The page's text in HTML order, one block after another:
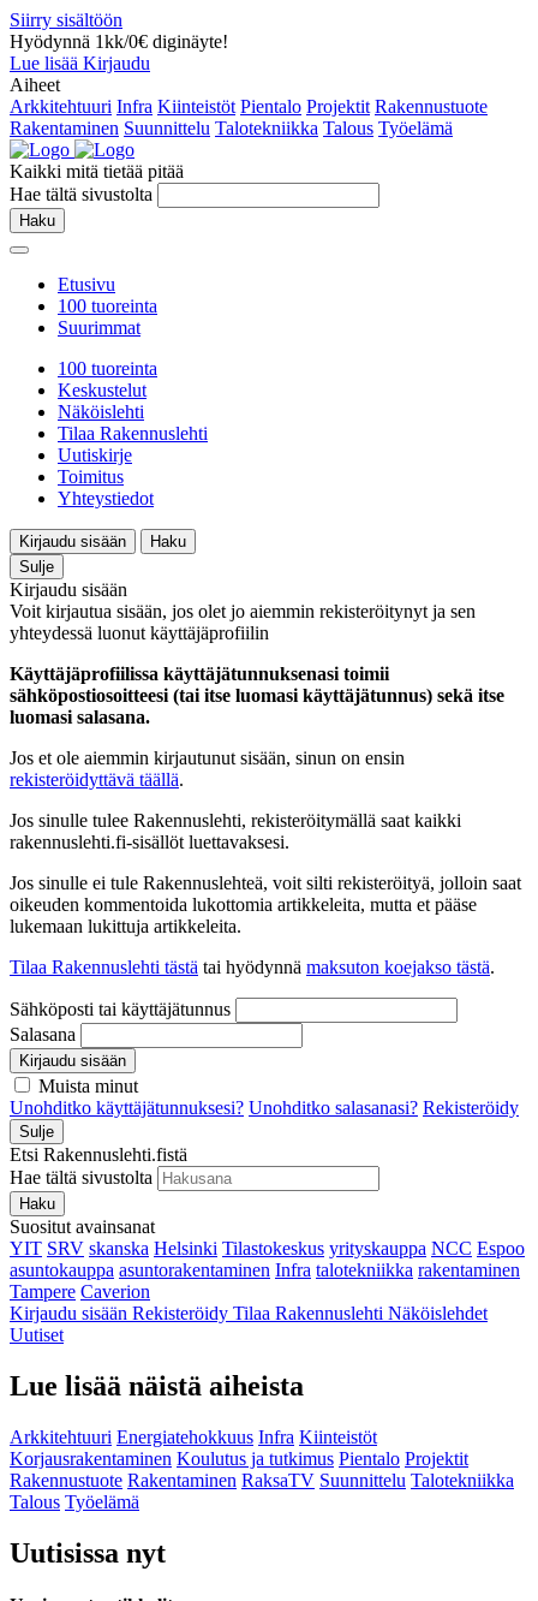
Siirry sisältöön
Hyödynnä 1kk/0€ diginäyte!
Lue lisää Kirjaudu
Aiheet
Arkkitehtuuri Infra Kiinteistöt Pientalo Projektit Rakennustuote
Rakentaminen Suunnittelu Talotekniikka Talous Työelämä
Kaikki mitä tietää pitää
Hae tältä sivustolta
Haku
Etusivu
100 tuoreinta
Suurimmat
100 tuoreinta
Keskustelut
Näköislehti
Tilaa Rakennuslehti
Uutiskirje
Toimitus
Yhteystiedot
Kirjaudu sisään
Haku
Sulje
Kirjaudu sisään
Voit kirjautua sisään, jos olet jo aiemmin rekisteröitynyt ja sen
yhteydessä luonut käyttäjäprofiilin
Käyttäjäprofiilissa käyttäjätunnuksenasi toimii
sähköpostiosoitteesi (tai itse luomasi käyttäjätunnus) sekä itse
luomasi salasana.
Jos et ole aiemmin kirjautunut sisään, sinun on ensin
rekisteröidyttävä täällä.
Jos sinulle tulee Rakennuslehti, rekisteröitymällä saat kaikki
rakennuslehti.fi-sisällöt luettavaksesi.
Jos sinulle ei tule Rakennuslehteä, voit silti rekisteröityä, jolloin saat
oikeuden kommentoida lukottomia artikkeleita, mutta et pääse
lukemaan lukittuja artikkeleita.
Tilaa Rakennuslehti tästä tai hyödynnä maksuton koejakso tästä.
Sähköposti tai käyttäjätunnus
Salasana
Kirjaudu sisään
Muista minut
Unohditko käyttäjätunnuksesi? Unohditko salasanasi? Rekisteröidy
Sulje
Etsi Rakennuslehti.fistä
Hae tältä sivustolta
Haku
Suositut avainsanat
YIT SRV skanska Helsinki Tilastokeskus yrityskauppa NCC Espoo
asuntokauppa asuntorakentaminen Infra talotekniikka rakentaminen
Tampere Caverion
Kirjaudu sisään Rekisteröidy Tilaa Rakennuslehti Näköislehdet
Uutiset
Lue lisää näistä aiheista
Arkkitehtuuri Energiatehokkuus Infra Kiinteistöt
Korjausrakentaminen Koulutus ja tutkimus Pientalo Projektit
Rakennustuote Rakentaminen RaksaTV Suunnittelu Talotekniikka
Talous Työelämä
Uutisissa nyt